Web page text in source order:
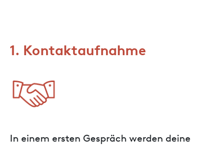
1. Kontaktaufnahme
In einem ersten Gespräch werden deine